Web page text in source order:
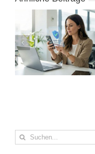
Suche
nach: